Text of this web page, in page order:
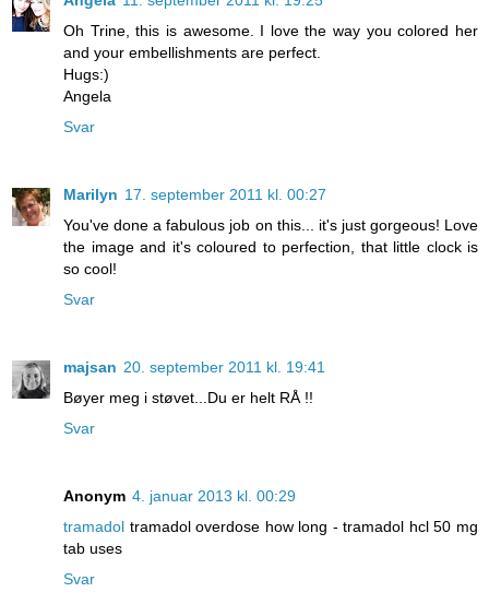
Oh Trine, this is awesome. I love the way you colored her
and your embellishments are perfect.
Hugs:)
Angela
Svar
Marilyn 17. september 2011 kl. 00:27
You've done a fabulous job on this... it's just gorgeous! Love
the image and it's coloured to perfection, that little clock is
so cool!
Svar
majsan 20. september 2011 kl. 19:41
Bøyer meg i støvet...Du er helt RÅ !!
Svar
Anonym 4. januar 2013 kl. 00:29
tramadol tramadol overdose how long - tramadol hcl 50 mg
tab uses
Svar